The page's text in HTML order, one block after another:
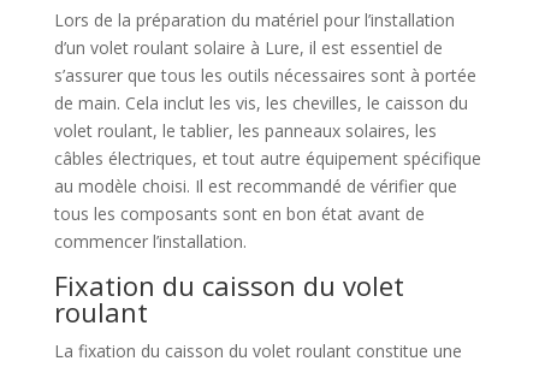
Lors de la préparation du matériel pour l’installation
d’un volet roulant solaire à Lure, il est essentiel de
s’assurer que tous les outils nécessaires sont à portée
de main. Cela inclut les vis, les chevilles, le caisson du
volet roulant, le tablier, les panneaux solaires, les
câbles électriques, et tout autre équipement spécifique
au modèle choisi. Il est recommandé de vérifier que
tous les composants sont en bon état avant de
commencer l’installation.
Fixation du caisson du volet
roulant
La fixation du caisson du volet roulant constitue une